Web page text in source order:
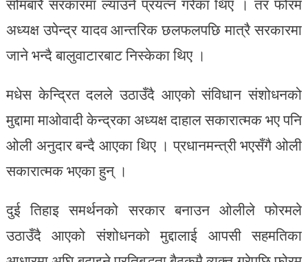
अध्यक्ष उपेन्द्र यादव आन्तरिक छलफलपछि मात्रै सरकारमा
जाने भन्दै बालुवाटारबाट निस्केका थिए ।
मधेस केन्द्रित दलले उठाउँदै आएको संविधान संशोधनको
मुद्दामा माओवादी केन्द्रका अध्यक्ष दाहाल सकारात्मक भए पनि
ओली अनुदार बन्दै आएका थिए । प्रधानमन्त्री भएसँगै ओली
सकारात्मक भएका हुन् ।
दुई तिहाइ समर्थनको सरकार बनाउन ओलीले फोरमले
उठाउँदै आएको संशोधनको मुद्दालाई आपसी सहमतिका